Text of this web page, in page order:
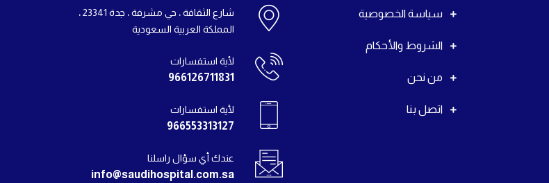
سياسة الخصوصية
الشروط والأحكام
من نحن
اتصل بنا
شارع الثقافة ، حي مشرفة ، جدة 23341 ،
المملكة العربية السعودية
لأية استفسارات
966126711831
لأية استفسارات
966553313127
عندك أي سؤال راسلنا
info@saudihospital.com.sa